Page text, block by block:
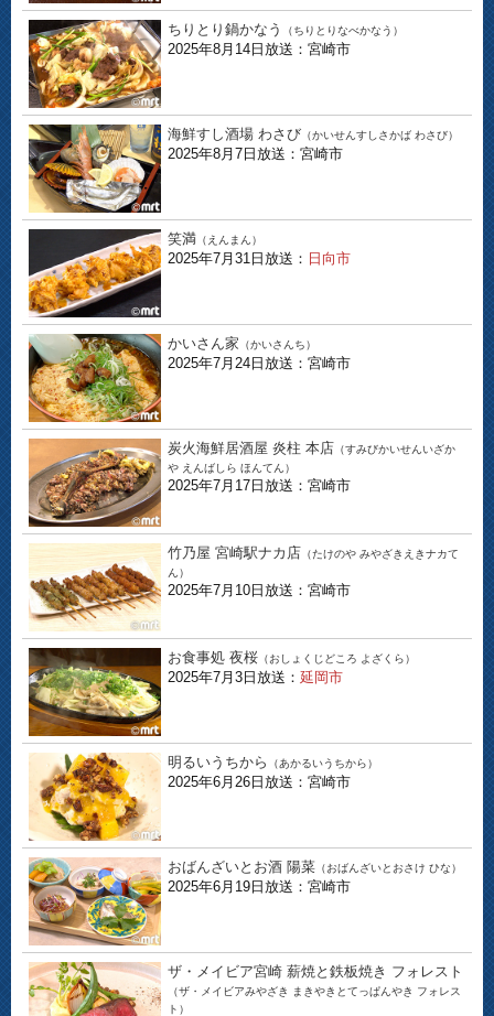
ちりとり鍋かなう （ちりとりなべかなう）
2025年8月14日放送：宮崎市
海鮮すし酒場 わさび （かいせんすしさかば わさび）
2025年8月7日放送：宮崎市
笑満 （えんまん）
2025年7月31日放送： 日向市
かいさん家 （かいさんち）
2025年7月24日放送：宮崎市
炭火海鮮居酒屋 炎柱 本店 （すみびかいせんいざか
や えんばしら ほんてん）
2025年7月17日放送：宮崎市
竹乃屋 宮崎駅ナカ店 （たけのや みやざきえきナカて
ん）
2025年7月10日放送：宮崎市
お食事処 夜桜 （おしょくじどころ よざくら）
2025年7月3日放送： 延岡市
明るいうちから （あかるいうちから）
2025年6月26日放送：宮崎市
おばんざいとお酒 陽菜 （おばんざいとおさけ ひな）
2025年6月19日放送：宮崎市
ザ・メイビア宮崎 薪焼と鉄板焼き フォレスト
（ザ・メイビアみやざき まきやきとてっぱんやき フォレス
ト）